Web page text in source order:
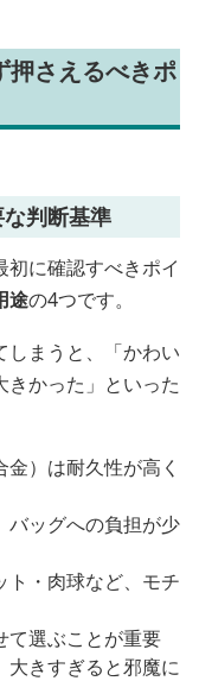
押さえるべきポ
判断基準
に確認すべきポイ
途の4つです。
しまうと、「かわい
きかった」といった
）は耐久性が高く
バッグへの負担が少
ト・肉球など、モチ
て選ぶことが重要
大きすぎると邪魔に